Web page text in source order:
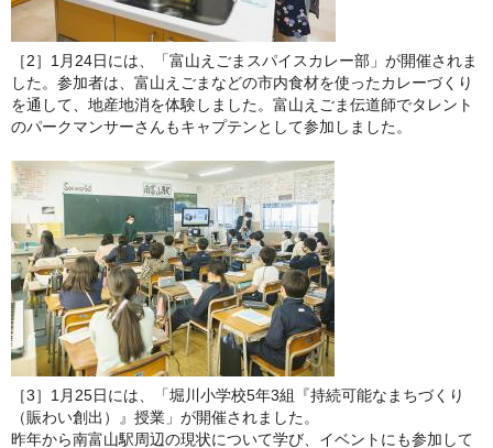
［2］1月24日には、「富山えごまスパイスカレー部」が開催されま
した。参加者は、富山えごまなどの市内食材を使ったカレーづくり
を通して、地産地消を体験しました。富山えごま伝道師でタレント
のパークマンサーさんもキャプテンとして参加しました。
［3］1月25日には、「堀川小学校5年3組『持続可能なまちづくり
（賑わい創出）』授業」が開催されました。
昨年から南富山駅周辺の現状について学び、イベントにも参加して